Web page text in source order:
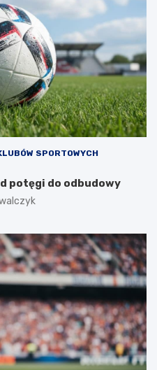
SPORTOWYCH
potęgi do odbudowy